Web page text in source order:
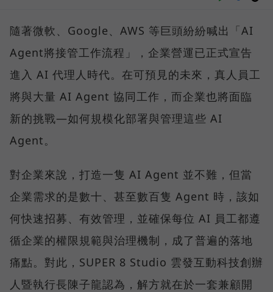
隨著微軟、Google、AWS 等巨頭紛紛喊出「AI
Agent將接管工作流程」，企業營運已正式宣告
進入 AI 代理人時代。在可預見的未來，真人員工
將與大量 AI Agent 協同工作，而企業也將面臨
新的挑戰—如何規模化部署與管理這些 AI
Agent。
對企業來說，打造一隻 AI Agent 並不難，但當
企業需求的是數十、甚至數百隻 Agent 時，該如
何快速招募、有效管理，並確保每位 AI 員工都遵
循企業的權限規範與治理機制，成了普遍的落地
痛點。對此，SUPER 8 Studio 雲發互動科技創辦
人暨執行長陳子龍認為，解方就在於一套兼顧開